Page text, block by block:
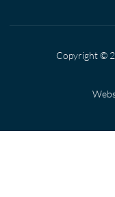
Copyright ©